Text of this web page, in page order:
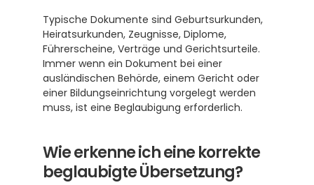
Typische Dokumente sind Geburtsurkunden,
Heiratsurkunden, Zeugnisse, Diplome,
Führerscheine, Verträge und Gerichtsurteile.
Immer wenn ein Dokument bei einer
ausländischen Behörde, einem Gericht oder
einer Bildungseinrichtung vorgelegt werden
muss, ist eine Beglaubigung erforderlich.
Wie erkenne ich eine korrekte
beglaubigte Übersetzung?